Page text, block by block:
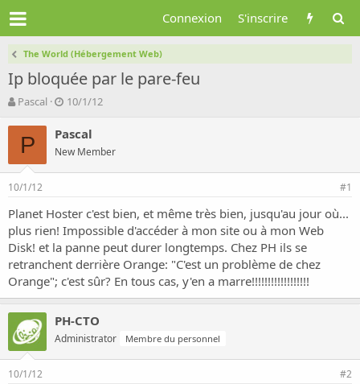
Connexion S'inscrire
The World (Hébergement Web)
Ip bloquée par le pare-feu
A
t
r
d
l
a
d
i
c
u
s
s
i
o
n
Pascal
D
t
d
e
b
u
t
10/1/12
P Pascal
New Member
10/1/12 #1
Planet Hoster c'est bien, et même très bien, jusqu'au jour où...
plus rien! Impossible d'accéder à mon site ou à mon Web
Disk! et la panne peut durer longtemps. Chez PH ils se
retranchent derrière Orange: "C'est un problème de chez
Orange"; c'est sûr? En tous cas, y'en a marre!!!!!!!!!!!!!!!!!!
PH-CTO
Administrator Membre du personnel
10/1/12 #2